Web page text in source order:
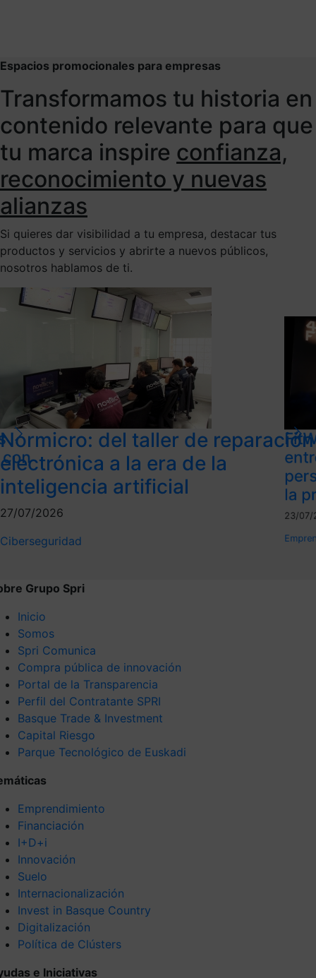
Espacios promocionales para empresas
Transformamos tu historia en
contenido relevante para que
tu marca inspire confianza,
reconocimiento y nuevas
alianzas
Si quieres dar visibilidad a tu empresa, destacar tus
productos y servicios y abrirte a nuevos públicos,
nosotros hablamos de ti.
Normicro: del taller de reparación
electrónica a la era de la
inteligencia artificial
27/07/2026
Ciberseguridad
la
23/07/
Grupo Spri
Inicio
Somos
Spri Comunica
Compra pública de innovación
Portal de la Transparencia
Perfil del Contratante SPRI
Basque Trade & Investment
Capital Riesgo
Parque Tecnológico de Euskadi
Emprendimiento
Financiación
I+D+i
Innovación
Suelo
Internacionalización
Invest in Basque Country
Digitalización
Política de Clústers
e Iniciativas